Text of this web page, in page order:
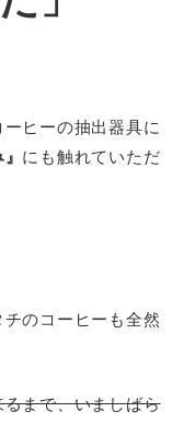
ヒーの抽出器具に
にも触れていただ
のコーヒーも全然
まで、いましばら